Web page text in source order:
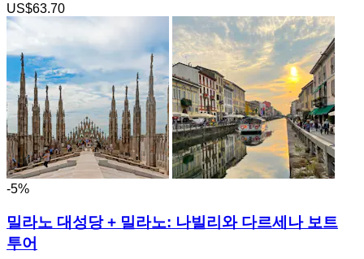
US$63.70
-5%
밀라노 대성당 + 밀라노: 나빌리와 다르세나 보트
투어